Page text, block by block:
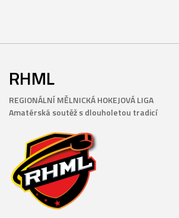
RHML
REGIONÁLNÍ MĚLNICKÁ HOKEJOVÁ LIGA
Amatérská soutěž s dlouholetou tradicí